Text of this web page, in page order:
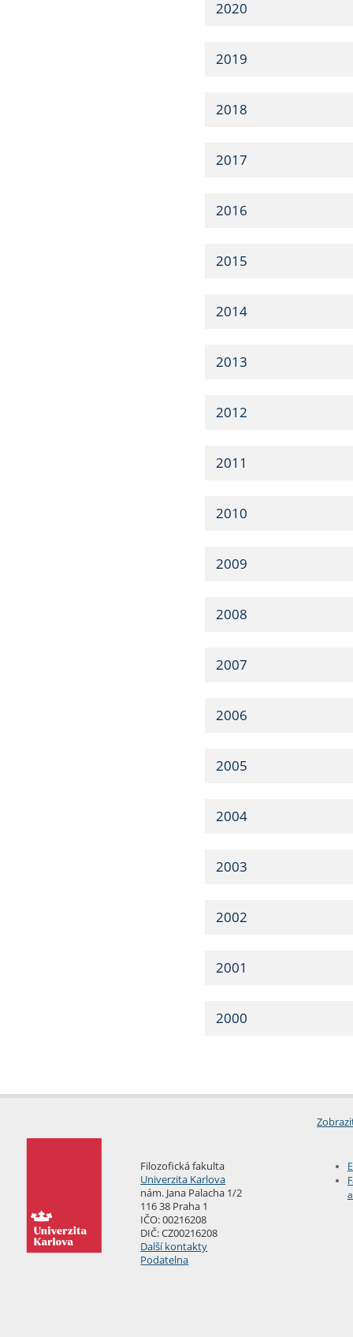
2020
2019
2018
2017
2016
2015
2014
2013
2012
2011
2010
2009
2008
2007
2006
2005
2004
2003
2002
2001
2000
Filozofická fakulta
Univerzita Karlova
nám. Jana Palacha 1/2
116 38 Praha 1
IČO: 00216208
DIČ: CZ00216208
Další kontakty
Podatelna